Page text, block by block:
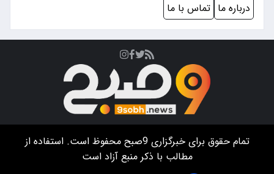
درباره ما تماس با ما
تمام حقوق برای خبرگزاری9صبح
محفوظ است. استفاده از
مطالب با ذکر منبع آزاد است